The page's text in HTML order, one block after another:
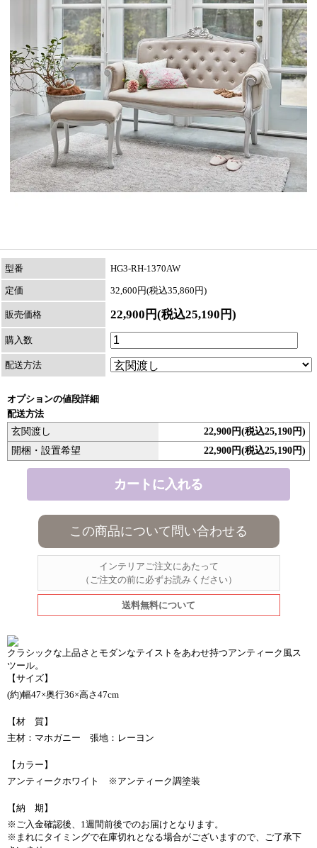
型番 HG3-RH-1370AW
定価 32,600円(税込35,860円)
販売価格 22,900円(税込25,190円)
購入数
配送方法
オプションの値段詳細
配送方法
玄関渡し
22,900円(税込25,190円)
開梱・設置希望
22,900円(税込25,190円)
この商品について問い合わせる
インテリアご注文にあたって
（ご注文の前に必ずお読みください）
送料無料について
クラシックな上品さとモダンなテイストをあわせ持つアンティーク風ス
ツール。
【サイズ】
(約)幅47×奥行36×高さ47cm
【材 質】
主材：マホガニー 張地：レーヨン
【カラー】
アンティークホワイト ※アンティーク調塗装
【納 期】
※ご入金確認後、1週間前後でのお届けとなります。
※まれにタイミングで在庫切れとなる場合がございますので、ご了承下